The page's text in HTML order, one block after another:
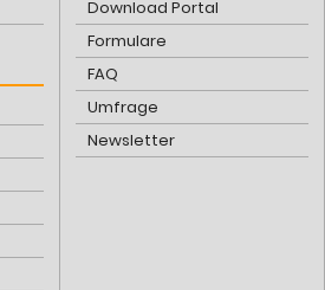
Download Portal
Formulare
FAQ
Umfrage
Newsletter